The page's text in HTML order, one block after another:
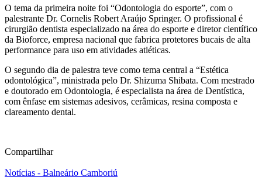
O tema da primeira noite foi “Odontologia do esporte”, com o
palestrante Dr. Cornelis Robert Araújo Springer. O profissional é
cirurgião dentista especializado na área do esporte e diretor científico
da Bioforce, empresa nacional que fabrica protetores bucais de alta
performance para uso em atividades atléticas.
O segundo dia de palestra teve como tema central a “Estética
odontológica”, ministrada pelo Dr. Shizuma Shibata. Com mestrado
e doutorado em Odontologia, é especialista na área de Dentística,
com ênfase em sistemas adesivos, cerâmicas, resina composta e
clareamento dental.
Compartilhar
Notícias - Balneário Camboriú